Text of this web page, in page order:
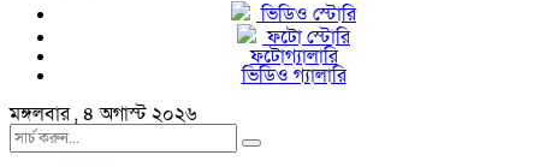
ভিডিও স্টোরি
ফটো স্টোরি
ফটোগ্যালারি
ভিডিও গ্যালারি
মঙ্গলবার , ৪ অগাস্ট ২০২৬